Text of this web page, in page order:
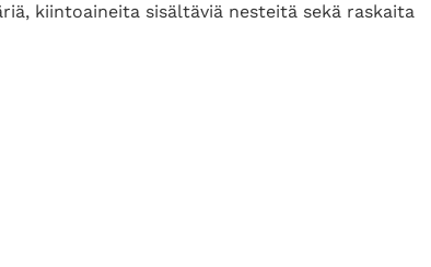
kiintoaineita sisältäviä nesteitä sekä raskaita